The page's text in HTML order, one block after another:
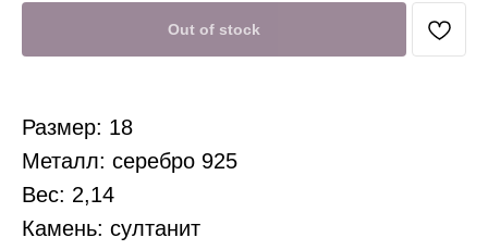
Out of stock
Размер: 18
Металл: серебро 925
Вес: 2,14
Камень: султанит